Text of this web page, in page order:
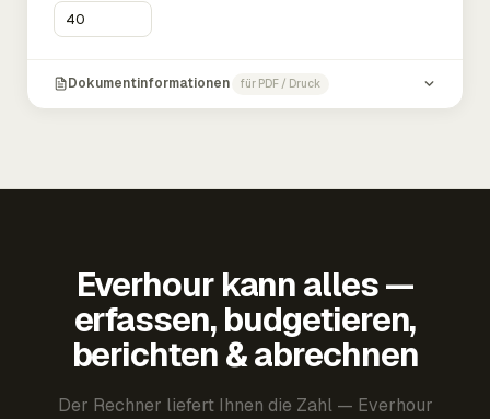
Dokumentinformationen für PDF / Druck
Everhour kann alles —
erfassen, budgetieren,
berichten & abrechnen
Der Rechner liefert Ihnen die Zahl — Everhour